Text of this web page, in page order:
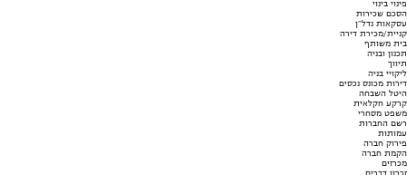
פינוי בינוי
הסכם שכירות
עסקאות נדל"ן
קניית/מכירת דירה
בית משותף
תכנון ובניה
תיווך
ליקויי בניה
דירות מכונס נכסים
היטל השבחה
קרקע חקלאית
משפט מסחרי
רשם החברות
עמותות
פירוק חברה
הקמת חברה
מכרזים
זכרון דברים